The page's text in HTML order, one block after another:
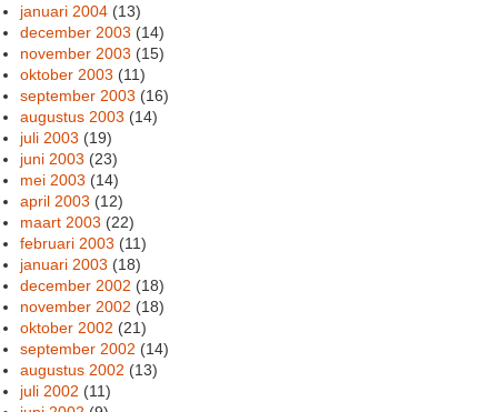
januari 2004 (13)
december 2003 (14)
november 2003 (15)
oktober 2003 (11)
september 2003 (16)
augustus 2003 (14)
juli 2003 (19)
juni 2003 (23)
mei 2003 (14)
april 2003 (12)
maart 2003 (22)
februari 2003 (11)
januari 2003 (18)
december 2002 (18)
november 2002 (18)
oktober 2002 (21)
september 2002 (14)
augustus 2002 (13)
juli 2002 (11)